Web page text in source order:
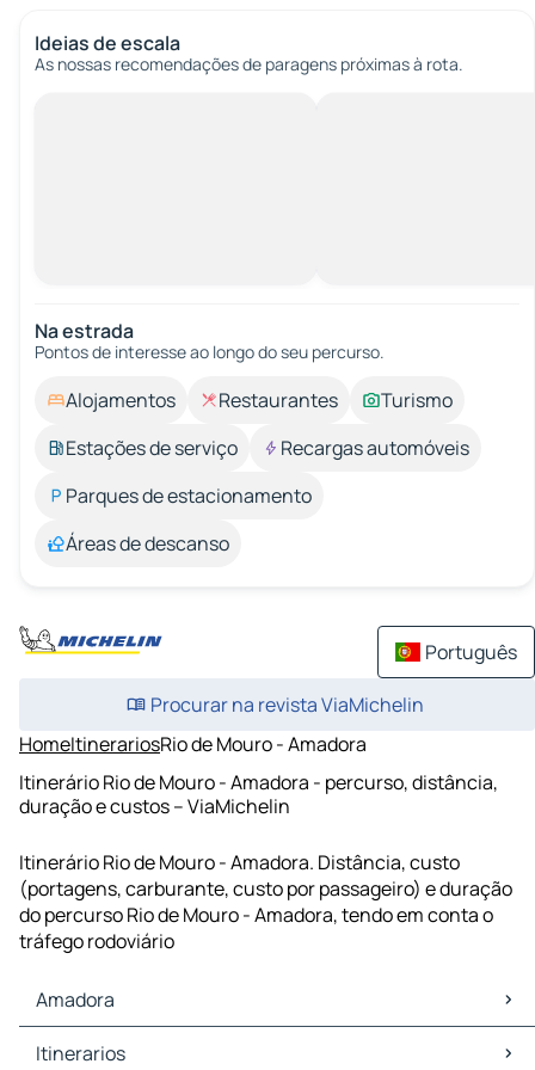
Ideias de escala
As nossas recomendações de paragens próximas à rota.
Na estrada
Pontos de interesse ao longo do seu percurso.
Alojamentos Restaurantes
Turismo
Estações de serviço
Recargas automóveis
Parques de estacionamento
Áreas de descanso
Português
Procurar na revista ViaMichelin
HomeItinerariosRio de Mouro - Amadora
Itinerário Rio de Mouro - Amadora - percurso, distância,
duração e custos – ViaMichelin
Itinerário Rio de Mouro - Amadora. Distância, custo
(portagens, carburante, custo por passageiro) e duração
do percurso Rio de Mouro - Amadora, tendo em conta o
tráfego rodoviário
Amadora
Amadora Mapas Plantas
Itinerarios